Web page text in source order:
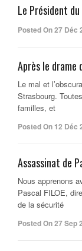
Le Président
Posted On 27 Déc
Après le drame
Le mal et
Strasbourg.
familles, et
Posted On 12 Déc
Assassinat de
Nous apprenons
Pascal FILOE,
de la sécurité
Posted On 27 Sep